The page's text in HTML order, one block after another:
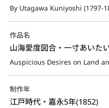
By Utagawa Kuniyoshi (1797-
作品名
山海愛度図合・一寸あいた
Auspicious Desires on Land
制作年
江戸時代・嘉永5年(1852)